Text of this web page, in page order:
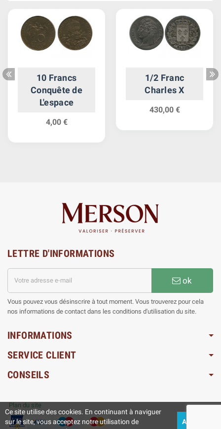
10 Francs
Conquête de
L'espace
4,00 €
1/2 Franc
Charles X
430,00 €
LETTRE D'INFORMATIONS
ok
Vous pouvez vous désinscrire à tout moment. Vous trouverez pour cela
nos informations de contact dans les conditions d'utilisation du site.
INFORMATIONS
SERVICE CLIENT
CONSEILS
Plan du site
Ce site utilise des cookies. En continuant à naviguer
sur le site, vous acceptez notre utilisation de
ACCEPTEZ